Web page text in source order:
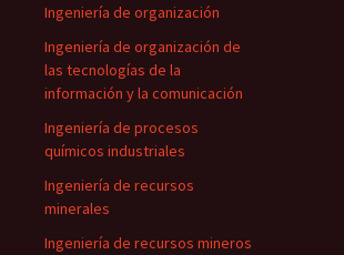
Ingeniería de organización
Ingeniería de organización de
las tecnologías de la
información y la comunicación
Ingeniería de procesos
químicos industriales
Ingeniería de recursos
minerales
Ingeniería de recursos mineros